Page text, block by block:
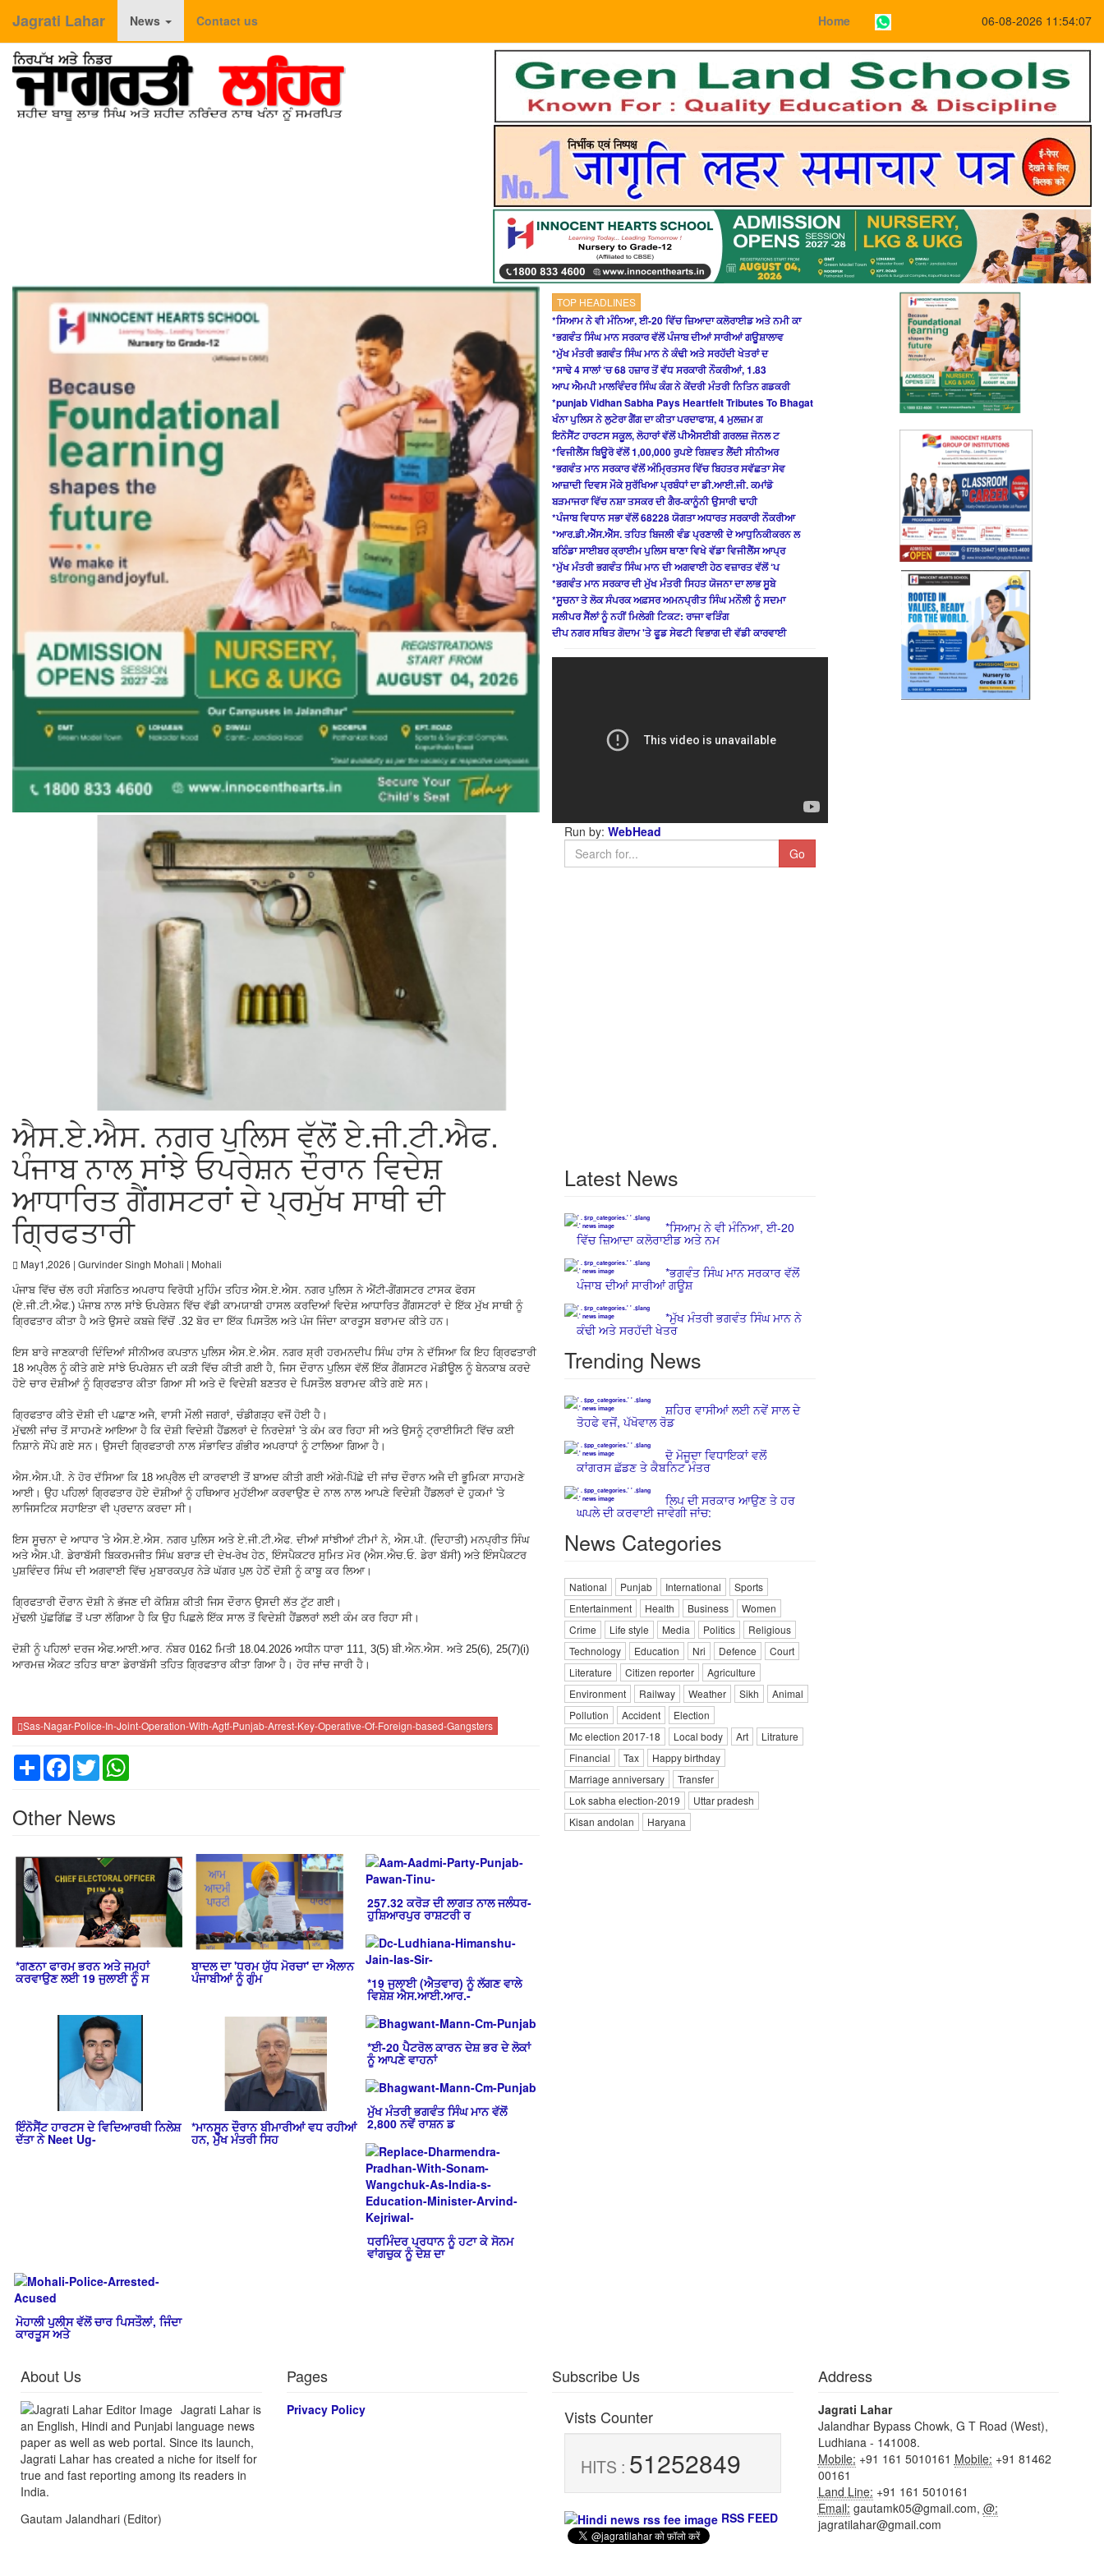
Jagrati Lahar News Contact us Home 06-08-2026 11:54:07
ਐਸ.ਏ.ਐਸ. ਨਗਰ ਪੁਲਿਸ ਵੱਲੋਂ ਏ.ਜੀ.ਟੀ.ਐਫ.
ਪੰਜਾਬ ਨਾਲ ਸਾਂਝੇ ਓਪਰੇਸ਼ਨ ਦੌਰਾਨ ਵਿਦੇਸ਼
ਆਧਾਰਿਤ ਗੈਂਗਸਟਰਾਂ ਦੇ ਪ੍ਰਮੁੱਖ ਸਾਥੀ ਦੀ
ਗ੍ਰਿਫਤਾਰੀ
May1,2026 | Gurvinder Singh Mohali | Mohali
ਪੰਜਾਬ ਵਿੱਚ ਚੱਲ ਰਹੀ ਸੰਗਠਿਤ ਅਪਰਾਧ ਵਿਰੋਧੀ ਮੁਹਿੰਮ ਤਹਿਤ ਐਸ.ਏ.ਐਸ. ਨਗਰ ਪੁਲਿਸ ਨੇ ਐਂਟੀ-ਗੈਂਗਸਟਰ ਟਾਸਕ ਫੋਰਸ
(ਏ.ਜੀ.ਟੀ.ਐਫ.) ਪੰਜਾਬ ਨਾਲ ਸਾਂਝੇ ਓਪਰੇਸ਼ਨ ਵਿੱਚ ਵੱਡੀ ਕਾਮਯਾਬੀ ਹਾਸਲ ਕਰਦਿਆਂ ਵਿਦੇਸ਼ ਆਧਾਰਿਤ ਗੈਂਗਸਟਰਾਂ ਦੇ ਇੱਕ ਮੁੱਖ ਸਾਥੀ ਨੂੰ
ਗ੍ਰਿਫਤਾਰ ਕੀਤਾ ਹੈ ਅਤੇ ਉਸਦੇ ਕਬਜ਼ੇ ਵਿੱਚੋਂ .32 ਬੋਰ ਦਾ ਇੱਕ ਪਿਸਤੌਲ ਅਤੇ ਪੰਜ ਜਿੰਦਾ ਕਾਰਤੂਸ ਬਰਾਮਦ ਕੀਤੇ ਹਨ।
ਇਸ ਬਾਰੇ ਜਾਣਕਾਰੀ ਦਿੰਦਿਆਂ ਸੀਨੀਅਰ ਕਪਤਾਨ ਪੁਲਿਸ ਐਸ.ਏ.ਐਸ. ਨਗਰ ਸ਼੍ਰੀ ਹਰਮਨਦੀਪ ਸਿੰਘ ਹਾਂਸ ਨੇ ਦੱਸਿਆ ਕਿ ਇਹ ਗ੍ਰਿਫਤਾਰੀ
18 ਅਪ੍ਰੈਲ ਨੂੰ ਕੀਤੇ ਗਏ ਸਾਂਝੇ ਓਪਰੇਸ਼ਨ ਦੀ ਕੜੀ ਵਿੱਚ ਕੀਤੀ ਗਈ ਹੈ, ਜਿਸ ਦੌਰਾਨ ਪੁਲਿਸ ਵੱਲੋਂ ਇੱਕ ਗੈਂਗਸਟਰ ਮੋਡੀਊਲ ਨੂੰ ਬੇਨਕਾਬ ਕਰਦੇ
ਹੋਏ ਚਾਰ ਦੋਸ਼ੀਆਂ ਨੂੰ ਗ੍ਰਿਫਤਾਰ ਕੀਤਾ ਗਿਆ ਸੀ ਅਤੇ ਦੋ ਵਿਦੇਸ਼ੀ ਬਣਤਰ ਦੇ ਪਿਸਤੌਲ ਬਰਾਮਦ ਕੀਤੇ ਗਏ ਸਨ।
ਗ੍ਰਿਫਤਾਰ ਕੀਤੇ ਦੋਸ਼ੀ ਦੀ ਪਛਾਣ ਅਜੈ, ਵਾਸੀ ਮੌਲੀ ਜਗਰਾਂ, ਚੰਡੀਗੜ੍ਹ ਵਜੋਂ ਹੋਈ ਹੈ।
ਮੁੱਢਲੀ ਜਾਂਚ ਤੋਂ ਸਾਹਮਣੇ ਆਇਆ ਹੈ ਕਿ ਦੋਸ਼ੀ ਵਿਦੇਸ਼ੀ ਹੈਂਡਲਰਾਂ ਦੇ ਨਿਰਦੇਸ਼ਾਂ 'ਤੇ ਕੰਮ ਕਰ ਰਿਹਾ ਸੀ ਅਤੇ ਉਸਨੂੰ ਟ੍ਰਾਈਸਿਟੀ ਵਿੱਚ ਕਈ
ਨਿਸ਼ਾਨੇ ਸੌਂਪੇ ਗਏ ਸਨ। ਉਸਦੀ ਗ੍ਰਿਫਤਾਰੀ ਨਾਲ ਸੰਭਾਵਿਤ ਗੰਭੀਰ ਅਪਰਾਧਾਂ ਨੂੰ ਟਾਲਿਆ ਗਿਆ ਹੈ।
ਐਸ.ਐਸ.ਪੀ. ਨੇ ਹੋਰ ਦੱਸਿਆ ਕਿ 18 ਅਪ੍ਰੈਲ ਦੀ ਕਾਰਵਾਈ ਤੋਂ ਬਾਅਦ ਕੀਤੀ ਗਈ ਅੱਗੇ-ਪਿੱਛੇ ਦੀ ਜਾਂਚ ਦੌਰਾਨ ਅਜੈ ਦੀ ਭੂਮਿਕਾ ਸਾਹਮਣੇ
ਆਈ। ਉਹ ਪਹਿਲਾਂ ਗ੍ਰਿਫਤਾਰ ਹੋਏ ਦੋਸ਼ੀਆਂ ਨੂੰ ਹਥਿਆਰ ਮੁਹੱਈਆ ਕਰਵਾਉਣ ਦੇ ਨਾਲ ਨਾਲ ਆਪਣੇ ਵਿਦੇਸ਼ੀ ਹੈਂਡਲਰਾਂ ਦੇ ਹੁਕਮਾਂ 'ਤੇ
ਲਾਜਿਸਟਿਕ ਸਹਾਇਤਾ ਵੀ ਪ੍ਰਦਾਨ ਕਰਦਾ ਸੀ।
ਇਸ ਸੂਚਨਾ ਦੇ ਆਧਾਰ 'ਤੇ ਐਸ.ਏ.ਐਸ. ਨਗਰ ਪੁਲਿਸ ਅਤੇ ਏ.ਜੀ.ਟੀ.ਐਫ. ਦੀਆਂ ਸਾਂਝੀਆਂ ਟੀਮਾਂ ਨੇ, ਐਸ.ਪੀ. (ਦਿਹਾਤੀ) ਮਨਪ੍ਰੀਤ ਸਿੰਘ
ਅਤੇ ਐਸ.ਪੀ. ਡੇਰਾਬੱਸੀ ਬਿਕਰਮਜੀਤ ਸਿੰਘ ਬਰਾੜ ਦੀ ਦੇਖ-ਰੇਖ ਹੇਠ, ਇੰਸਪੈਕਟਰ ਸੁਮਿਤ ਮੋਰ (ਐਸ.ਐਚ.ਓ. ਡੇਰਾ ਬੱਸੀ) ਅਤੇ ਇੰਸਪੈਕਟਰ
ਪੁਸ਼ਵਿੰਦਰ ਸਿੰਘ ਦੀ ਅਗਵਾਈ ਵਿੱਚ ਮੁਬਾਰਕਪੁਰ ਨੇੜੇ ਘੱਗਰ ਪੁਲ ਹੇਠੋਂ ਦੋਸ਼ੀ ਨੂੰ ਕਾਬੂ ਕਰ ਲਿਆ।
ਗ੍ਰਿਫਤਾਰੀ ਦੌਰਾਨ ਦੋਸ਼ੀ ਨੇ ਭੱਜਣ ਦੀ ਕੋਸ਼ਿਸ਼ ਕੀਤੀ ਜਿਸ ਦੌਰਾਨ ਉਸਦੀ ਲੱਤ ਟੁੱਟ ਗਈ।
ਮੁੱਢਲੀ ਪੁੱਛਗਿੱਛ ਤੋਂ ਪਤਾ ਲੱਗਿਆ ਹੈ ਕਿ ਉਹ ਪਿਛਲੇ ਇੱਕ ਸਾਲ ਤੋਂ ਵਿਦੇਸ਼ੀ ਹੈਂਡਲਰਾਂ ਲਈ ਕੰਮ ਕਰ ਰਿਹਾ ਸੀ।
ਦੋਸ਼ੀ ਨੂੰ ਪਹਿਲਾਂ ਦਰਜ ਐਫ.ਆਈ.ਆਰ. ਨੰਬਰ 0162 ਮਿਤੀ 18.04.2026 ਅਧੀਨ ਧਾਰਾ 111, 3(5) ਬੀ.ਐਨ.ਐਸ. ਅਤੇ 25(6), 25(7)(i)
ਆਰਮਜ਼ ਐਕਟ ਤਹਿਤ ਥਾਣਾ ਡੇਰਾਬੱਸੀ ਤਹਿਤ ਗ੍ਰਿਫਤਾਰ ਕੀਤਾ ਗਿਆ ਹੈ। ਹੋਰ ਜਾਂਚ ਜਾਰੀ ਹੈ।
Sas-Nagar-Police-In-Joint-Operation-With-Agtf-Punjab-Arrest-Key-Operative-Of-Foreign-based-Gangsters
Share Facebook
Twitter
Other News
*ਗਣਨਾ ਫਾਰਮ ਭਰਨ ਅਤੇ ਜਮ੍ਹਾਂ
ਕਰਵਾਉਣ ਲਈ 19 ਜੁਲਾਈ ਨੂੰ ਸ
ਬਾਦਲ ਦਾ 'ਧਰਮ ਯੁੱਧ ਮੋਰਚਾ' ਦਾ ਐਲਾਨ
ਪੰਜਾਬੀਆਂ ਨੂੰ ਗੁੰਮ
257.32 ਕਰੋੜ ਦੀ ਲਾਗਤ ਨਾਲ ਜਲੰਧਰ-
ਹੁਸ਼ਿਆਰਪੁਰ ਰਾਸ਼ਟਰੀ ਰ
*19 ਜੁਲਾਈ (ਐਤਵਾਰ) ਨੂੰ ਲੱਗਣ ਵਾਲੇ
ਵਿਸ਼ੇਸ਼ ਐਸ.ਆਈ.ਆਰ.-
ਇੰਨੋਸੈਂਟ ਹਾਰਟਸ ਦੇ ਵਿਦਿਆਰਥੀ ਨਿਲੇਸ਼
ਦੱਤਾ ਨੇ Neet Ug-
*ਮਾਨਸੂਨ ਦੌਰਾਨ ਬੀਮਾਰੀਆਂ ਵਧ ਰਹੀਆਂ
ਹਨ, ਮੁੱਖ ਮੰਤਰੀ ਸਿਹ
*ਈ-20 ਪੈਟਰੋਲ ਕਾਰਨ ਦੇਸ਼ ਭਰ ਦੇ ਲੋਕਾਂ
ਨੂੰ ਆਪਣੇ ਵਾਹਨਾਂ
ਮੁੱਖ ਮੰਤਰੀ ਭਗਵੰਤ ਸਿੰਘ ਮਾਨ ਵੱਲੋਂ
2,800 ਨਵੇਂ ਰਾਸ਼ਨ ਡ
ਧਰਮਿੰਦਰ ਪ੍ਰਧਾਨ ਨੂੰ ਹਟਾ ਕੇ ਸੋਨਮ
ਵਾਂਗਚੁਕ ਨੂੰ ਦੇਸ਼ ਦਾ
ਮੋਹਾਲੀ ਪੁਲੀਸ ਵੱਲੋਂ ਚਾਰ ਪਿਸਤੌਲਾਂ, ਜਿੰਦਾ
ਕਾਰਤੂਸ ਅਤੇ
TOP HEADLINES
*ਸਿਆਮ ਨੇ ਵੀ ਮੰਨਿਆ, ਈ-20 ਵਿੱਚ ਜ਼ਿਆਦਾ ਕਲੋਰਾਈਡ ਅਤੇ ਨਮੀ ਕਾ
*ਭਗਵੰਤ ਸਿੰਘ ਮਾਨ ਸਰਕਾਰ ਵੱਲੋਂ ਪੰਜਾਬ ਦੀਆਂ ਸਾਰੀਆਂ ਗਊਸ਼ਾਲਾਵ
*ਮੁੱਖ ਮੰਤਰੀ ਭਗਵੰਤ ਸਿੰਘ ਮਾਨ ਨੇ ਕੰਢੀ ਅਤੇ ਸਰਹੱਦੀ ਖੇਤਰਾਂ ਦ
*ਸਾਢੇ 4 ਸਾਲਾਂ ‘ਚ 68 ਹਜ਼ਾਰ ਤੋਂ ਵੱਧ ਸਰਕਾਰੀ ਨੌਕਰੀਆਂ, 1.83
ਆਪ ਐਮਪੀ ਮਾਲਵਿੰਦਰ ਸਿੰਘ ਕੰਗ ਨੇ ਕੇਂਦਰੀ ਮੰਤਰੀ ਨਿਤਿਨ ਗਡਕਰੀ
*punjab Vidhan Sabha Pays Heartfelt Tributes To Bhagat
ਖੰਨਾ ਪੁਲਿਸ ਨੇ ਲੁਟੇਰਾ ਗੈਂਗ ਦਾ ਕੀਤਾ ਪਰਦਾਫਾਸ਼, 4 ਮੁਲਜ਼ਮ ਗ
ਇਨੋਸੈਂਟ ਹਾਰਟਸ ਸਕੂਲ, ਲੋਹਾਰਾਂ ਵੱਲੋਂ ਪੀਐਸਈਬੀ ਗਰਲਜ਼ ਜੋਨਲ ਟ
*ਵਿਜੀਲੈਂਸ ਬਿਊਰੋ ਵੱਲੋਂ 1,00,000 ਰੁਪਏ ਰਿਸ਼ਵਤ ਲੈਂਦੀ ਸੀਨੀਅਰ
*ਭਗਵੰਤ ਮਾਨ ਸਰਕਾਰ ਵੱਲੋਂ ਅੰਮ੍ਰਿਤਸਰ ਵਿੱਚ ਬਿਹਤਰ ਸਵੱਛਤਾ ਸੇਵ
ਆਜ਼ਾਦੀ ਦਿਵਸ ਮੌਕੇ ਸੁਰੱਖਿਆ ਪ੍ਰਬੰਧਾਂ ਦਾ ਡੀ.ਆਈ.ਜੀ. ਕਮਾਂਡੋ
ਬੜਮਾਜਰਾ ਵਿੱਚ ਨਸ਼ਾ ਤਸਕਰ ਦੀ ਗੈਰ-ਕਾਨੂੰਨੀ ਉਸਾਰੀ ਢਾਹੀ
*ਪੰਜਾਬ ਵਿਧਾਨ ਸਭਾ ਵੱਲੋਂ 68228 ਯੋਗਤਾ ਅਧਾਰਤ ਸਰਕਾਰੀ ਨੌਕਰੀਆ
*ਆਰ.ਡੀ.ਐੱਸ.ਐੱਸ. ਤਹਿਤ ਬਿਜਲੀ ਵੰਡ ਪ੍ਰਣਾਲੀ ਦੇ ਆਧੁਨਿਕੀਕਰਨ ਲ
ਬਠਿੰਡਾ ਸਾਈਬਰ ਕ੍ਰਾਈਮ ਪੁਲਿਸ ਥਾਣਾ ਵਿਖੇ ਵੱਡਾ ਵਿਜੀਲੈਂਸ ਆਪ੍ਰ
*ਮੁੱਖ ਮੰਤਰੀ ਭਗਵੰਤ ਸਿੰਘ ਮਾਨ ਦੀ ਅਗਵਾਈ ਹੇਠ ਵਜ਼ਾਰਤ ਵੱਲੋਂ ‘ਪ
*ਭਗਵੰਤ ਮਾਨ ਸਰਕਾਰ ਦੀ ਮੁੱਖ ਮੰਤਰੀ ਸਿਹਤ ਯੋਜਨਾ ਦਾ ਲਾਭ ਸੂਬੇ
*ਸੂਚਨਾ ਤੇ ਲੋਕ ਸੰਪਰਕ ਅਫ਼ਸਰ ਅਮਨਪ੍ਰੀਤ ਸਿੰਘ ਮਨੌਲੀ ਨੂੰ ਸਦਮਾ
ਸਲੀਪਰ ਸੈੱਲਾਂ ਨੂੰ ਨਹੀਂ ਮਿਲੇਗੀ ਟਿਕਟ: ਰਾਜਾ ਵੜਿੰਗ
ਦੀਪ ਨਗਰ ਸਥਿਤ ਗੋਦਾਮ 'ਤੇ ਫੂਡ ਸੇਫਟੀ ਵਿਭਾਗ ਦੀ ਵੱਡੀ ਕਾਰਵਾਈ
Run by: WebHead
Latest News
*ਸਿਆਮ ਨੇ ਵੀ ਮੰਨਿਆ, ਈ-20
ਵਿੱਚ ਜ਼ਿਆਦਾ ਕਲੋਰਾਈਡ ਅਤੇ ਨਮ
*ਭਗਵੰਤ ਸਿੰਘ ਮਾਨ ਸਰਕਾਰ ਵੱਲੋਂ
ਪੰਜਾਬ ਦੀਆਂ ਸਾਰੀਆਂ ਗਊਸ਼
*ਮੁੱਖ ਮੰਤਰੀ ਭਗਵੰਤ ਸਿੰਘ ਮਾਨ ਨੇ
ਕੰਢੀ ਅਤੇ ਸਰਹੱਦੀ ਖੇਤਰ
Trending News
ਸ਼ਹਿਰ ਵਾਸੀਆਂ ਲਈ ਨਵੇਂ ਸਾਲ ਦੇ
ਤੋਹਫੇ ਵਜੋਂ, ਪੱਖੋਵਾਲ ਰੋਡ
ਦੋ ਮੋਜੂਦਾ ਵਿਧਾਇਕਾਂ ਵਲੋਂ
ਕਾਂਗਰਸ ਛੱਡਣ ਤੇ ਕੈਬਨਿਟ ਮੰਤਰ
ਲਿਪ ਦੀ ਸਰਕਾਰ ਆਉਣ ਤੇ ਹਰ
ਘਪਲੇ ਦੀ ਕਰਵਾਈ ਜਾਵੇਗੀ ਜਾਂਚ:
News Categories
National Punjab International
Sports
Entertainment
Health Business
Women
Crime
Life style Media Politics
Religious
Technology
Education Nri Defence
Court
Literature
Citizen reporter
Agriculture
Environment
Railway Weather Sikh
Animal
Pollution
Accident
Election
Mc election 2017-18
Local body Art
Litrature
Financial
Tax
Happy birthday
Marriage anniversary
Transfer
Lok sabha election-2019
Uttar pradesh
Kisan andolan
Haryana
About Us
Jagrati Lahar is
an English, Hindi and Punjabi language news
paper as well as web portal. Since its launch,
Jagrati Lahar has created a niche for itself for
true and fast reporting among its readers in
India.
Gautam Jalandhari (Editor)
Pages
Privacy Policy
Subscribe Us
Vists Counter
HITS : 51252849
RSS FEED
Address
Jagrati Lahar
Jalandhar Bypass Chowk, G T Road (West),
Ludhiana - 141008.
Mobile: +91 161 5010161 Mobile: +91 81462
00161
Land Line: +91 161 5010161
Email: gautamk05@gmail.com, @:
jagratilahar@gmail.com